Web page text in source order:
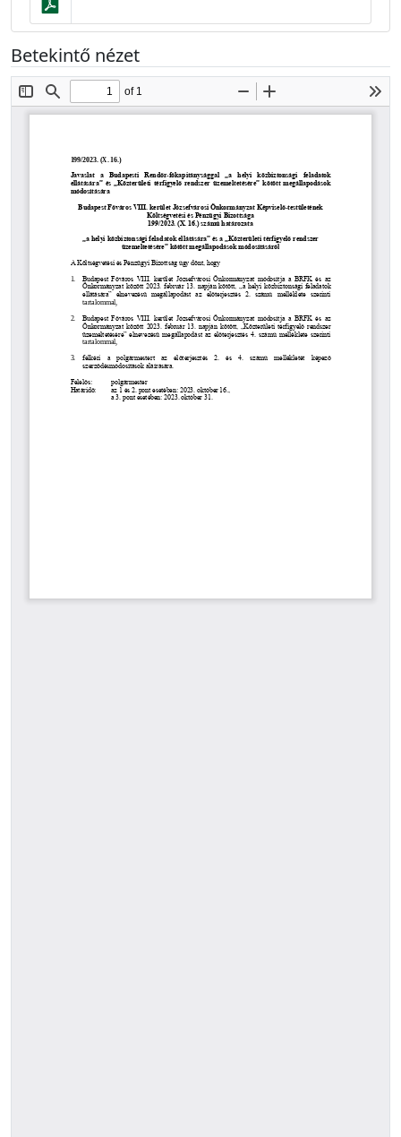
Betekintő nézet